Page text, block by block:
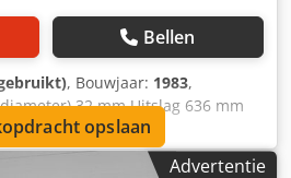
Bellen
, Bouwjaar: 1983,
32 mm Uitslag 636 mm
720 mm Spilsnelheden 38 - 2000
Slag 450 mm Maximale
Advertentie
opslaan